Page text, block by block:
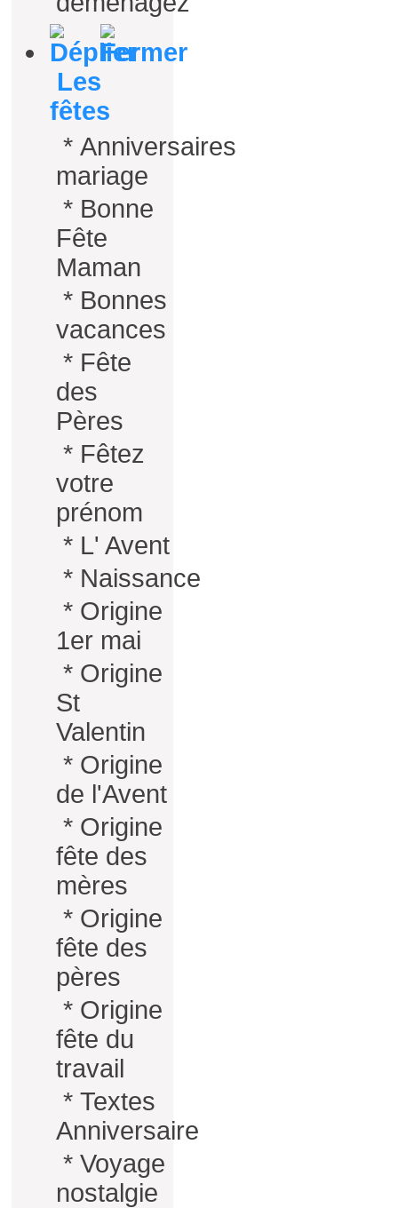
Les
fêtes
* Anniversaires
mariage
* Bonne
Fête
Maman
* Bonnes
vacances
* Fête
des
Pères
* Fêtez
votre
prénom
* L' Avent
* Naissance
* Origine
1er mai
* Origine
St
Valentin
* Origine
de l'Avent
* Origine
fête des
mères
* Origine
fête des
pères
* Origine
fête du
travail
* Textes
Anniversaire
* Voyage
nostalgie